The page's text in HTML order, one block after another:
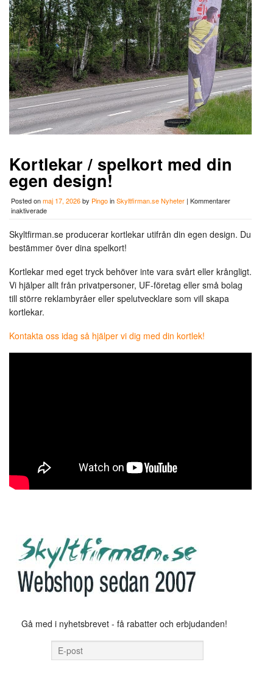
Kortlekar / spelkort med din
egen design!
Posted onmaj 17, 2026by PingoinSkyltfirman.se Nyheter | Kommentarer
inaktiveradeför
spelkort
med
egen
design!
Skyltfirman.se producerar kortlekar utifrån din egen design. Du
bestämmer över dina spelkort!
Kortlekar med eget tryck behöver inte vara svårt eller krångligt.
Vi hjälper allt från privatpersoner, UF-företag eller små bolag
till större reklambyråer eller spelutvecklare som vill skapa
kortlekar.
Kontakta oss idag så hjälper vi dig med din kortlek!
Gå med i nyhetsbrevet - få rabatter och erbjudanden!